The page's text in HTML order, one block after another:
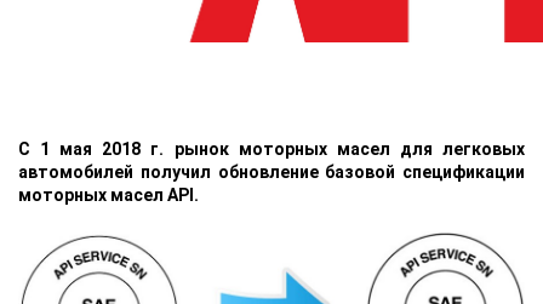
С 1 мая 2018 г. рынок моторных масел для легковых
автомобилей получил обновление базовой спецификации
моторных масел API.